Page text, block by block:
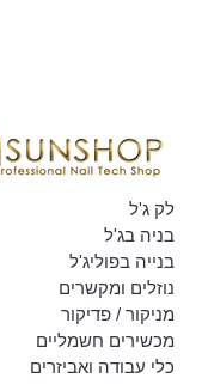
לק ג'ל
בניה בג'ל
בנייה בפוליג'ל
נוזלים ומקשרים
מניקור / פדיקור
מכשירים חשמליים
כלי עבודה ואביזרים